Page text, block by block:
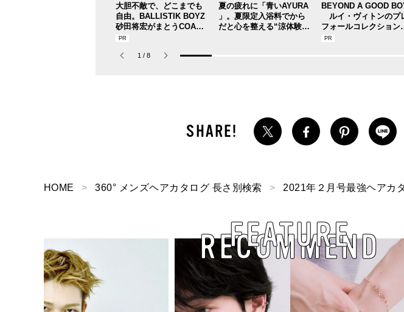
大胆不敵で、どこまでも
自由。BALLISTIK BOYZ
砂田将宏がまとうCOACH
の新作フレグランス「コ
パルファム」
夏の疲れに「青いAYURA
」。夏限定入浴料でから
だと心を整える“涼体験”
BEYOND A GOOD
ルイ・ヴィトンのプ
フォールコレクション
描くプレッピースタイル
1 / 8
HOME 360° メンズヘアカタログ 長さ別検索 2021年２月号最強ヘアカ
RECOMMEND
FEATURE